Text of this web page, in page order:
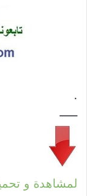
.
—–
لمشاهدة و